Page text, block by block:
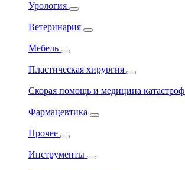
Урология
Ветеринария
Мебель
Пластическая хирургия
Скорая помощь и медицина катастроф
Фармацевтика
Прочее
Инструменты